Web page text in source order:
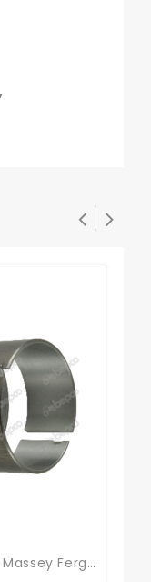
Set Cuzineti Biela Std Landini, Massey Ferguson